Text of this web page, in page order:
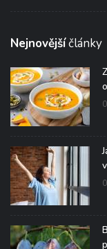
Nejnovějšíčlánky